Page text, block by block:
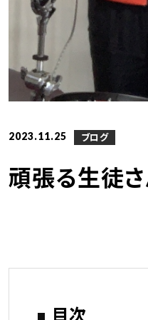
2023.11.25 ブログ
頑張る生徒
目次